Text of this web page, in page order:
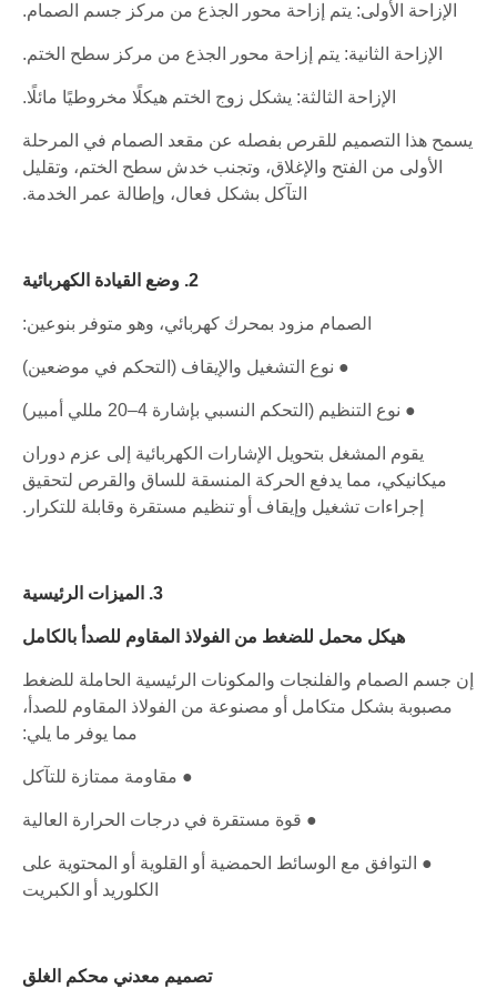
الإزاحة الأولى: يتم إزاحة محور الجذع من مركز جسم الصمام.
الإزاحة الثانية: يتم إزاحة محور الجذع من مركز سطح الختم.
الإزاحة الثالثة: يشكل زوج الختم هيكلًا مخروطيًا مائلًا.
يسمح هذا التصميم للقرص بفصله عن مقعد الصمام في المرحلة
الأولى من الفتح والإغلاق، وتجنب خدش سطح الختم، وتقليل
التآكل بشكل فعال، وإطالة عمر الخدمة.
2. وضع القيادة الكهربائية
الصمام مزود بمحرك كهربائي، وهو متوفر بنوعين:
● نوع التشغيل والإيقاف (التحكم في موضعين)
● نوع التنظيم (التحكم النسبي بإشارة 4–20 مللي أمبير)
يقوم المشغل بتحويل الإشارات الكهربائية إلى عزم دوران
ميكانيكي، مما يدفع الحركة المنسقة للساق والقرص لتحقيق
إجراءات تشغيل وإيقاف أو تنظيم مستقرة وقابلة للتكرار.
3. الميزات الرئيسية
هيكل محمل للضغط من الفولاذ المقاوم للصدأ بالكامل
إن جسم الصمام والفلنجات والمكونات الرئيسية الحاملة للضغط
مصبوبة بشكل متكامل أو مصنوعة من الفولاذ المقاوم للصدأ،
مما يوفر ما يلي:
● مقاومة ممتازة للتآكل
● قوة مستقرة في درجات الحرارة العالية
● التوافق مع الوسائط الحمضية أو القلوية أو المحتوية على
الكلوريد أو الكبريت
تصميم معدني محكم الغلق